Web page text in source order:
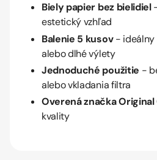
Biely papier bez bielidiel-
estetický vzhľad
Balenie 5 kusov- ideálny
alebo dlhé výlety
Jednoduché použitie -
alebo vkladania filtra
Overená značka Original
kvality